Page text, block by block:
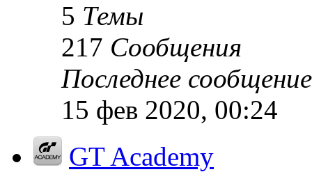
5 Темы
217 Сообщения
Последнее сообщение
15 фев 2020, 00:24
GT Academy